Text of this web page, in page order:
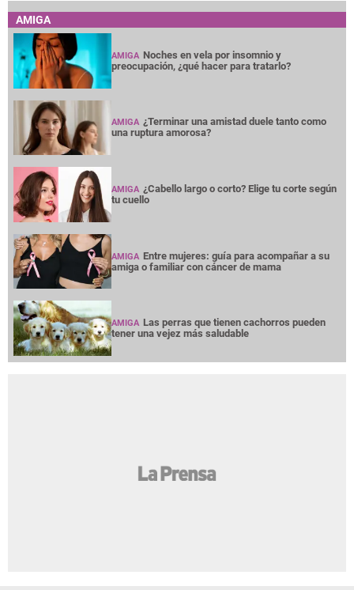
AMIGA
AMIGA Noches en vela por insomnio y
preocupación, ¿qué hacer para tratarlo?
AMIGA ¿Terminar una amistad duele tanto como
una ruptura amorosa?
AMIGA ¿Cabello largo o corto? Elige tu corte según
tu cuello
AMIGA Entre mujeres: guía para acompañar a su
amiga o familiar con cáncer de mama
AMIGA Las perras que tienen cachorros pueden
tener una vejez más saludable